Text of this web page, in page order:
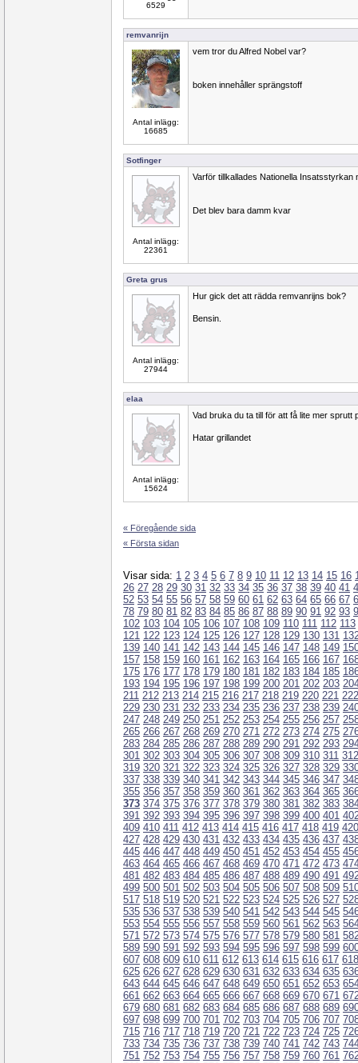
6529
remvanrijn
Antal inlägg:
16685
vem tror du Alfred Nobel var?
boken innehåller sprängstoff
Sotfinger
Antal inlägg:
22361
Varför tillkallades Nationella Insatsstyrkan
Det blev bara damm kvar
Greta grus
Antal inlägg:
27944
Hur gick det att rädda remvanrijns bok?
Bensin.
elaa
Antal inlägg:
15624
Vad bruka du ta till för att få lite mer sprutt
Hatar grillandet
« Föregående sida
« Första sidan
Visar sida: 1 2 3 4 5 6 7 8 9 10 11 12 13 14 15 16
26 27 28 29 30 31 32 33 34 35 36 37 38 39 40 41
52 53 54 55 56 57 58 59 60 61 62 63 64 65 66 67
78 79 80 81 82 83 84 85 86 87 88 89 90 91 92 93
102 103 104 105 106 107 108 109 110 111 112 113
121 122 123 124 125 126 127 128 129 130 131
139 140 141 142 143 144 145 146 147 148 149
157 158 159 160 161 162 163 164 165 166 167
175 176 177 178 179 180 181 182 183 184 185
193 194 195 196 197 198 199 200 201 202 203
211 212 213 214 215 216 217 218 219 220 221 222
229 230 231 232 233 234 235 236 237 238 239
247 248 249 250 251 252 253 254 255 256 257
265 266 267 268 269 270 271 272 273 274 275
283 284 285 286 287 288 289 290 291 292 293
301 302 303 304 305 306 307 308 309 310 311 312
319 320 321 322 323 324 325 326 327 328 329
337 338 339 340 341 342 343 344 345 346 347
355 356 357 358 359 360 361 362 363 364 365
373 374 375 376 377 378 379 380 381 382 383
391 392 393 394 395 396 397 398 399 400 401
409 410 411 412 413 414 415 416 417 418 419 420
427 428 429 430 431 432 433 434 435 436 437
445 446 447 448 449 450 451 452 453 454 455
463 464 465 466 467 468 469 470 471 472 473
481 482 483 484 485 486 487 488 489 490 491
499 500 501 502 503 504 505 506 507 508 509
517 518 519 520 521 522 523 524 525 526 527
535 536 537 538 539 540 541 542 543 544 545
553 554 555 556 557 558 559 560 561 562 563
571 572 573 574 575 576 577 578 579 580 581
589 590 591 592 593 594 595 596 597 598 599
607 608 609 610 611 612 613 614 615 616 617 618
625 626 627 628 629 630 631 632 633 634 635
643 644 645 646 647 648 649 650 651 652 653
661 662 663 664 665 666 667 668 669 670 671
679 680 681 682 683 684 685 686 687 688 689
697 698 699 700 701 702 703 704 705 706 707
715 716 717 718 719 720 721 722 723 724 725
733 734 735 736 737 738 739 740 741 742 743
751 752 753 754 755 756 757 758 759 760 761